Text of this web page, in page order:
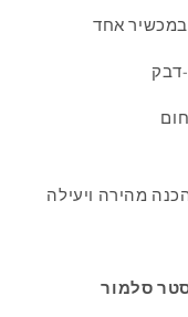
אחד
דבק
סלמור